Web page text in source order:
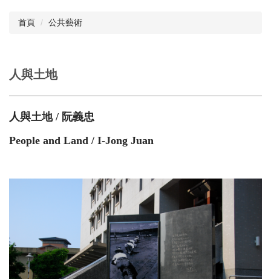
首頁 公共藝術
人與土地
人與土地 / 阮義忠
People and Land / I-Jong Juan